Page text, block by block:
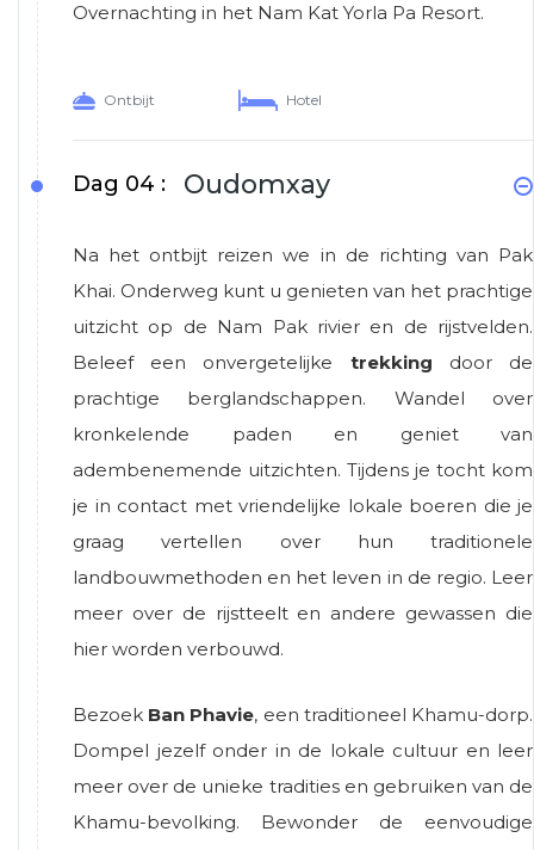
Overnachting in het Nam Kat Yorla Pa Resort.
Ontbijt Hotel
Dag 04 : Oudomxay
Na het ontbijt reizen we in de richting van Pak
Khai. Onderweg kunt u genieten van het prachtige
uitzicht op de Nam Pak rivier en de rijstvelden.
Beleef een onvergetelijke trekking door de
prachtige berglandschappen. Wandel over
kronkelende paden en geniet van
adembenemende uitzichten. Tijdens je tocht kom
je in contact met vriendelijke lokale boeren die je
graag vertellen over hun traditionele
landbouwmethoden en het leven in de regio. Leer
meer over de rijstteelt en andere gewassen die
hier worden verbouwd.
Bezoek Ban Phavie, een traditioneel Khamu-dorp.
Dompel jezelf onder in de lokale cultuur en leer
meer over de unieke tradities en gebruiken van de
Khamu-bevolking. Bewonder de eenvoudige